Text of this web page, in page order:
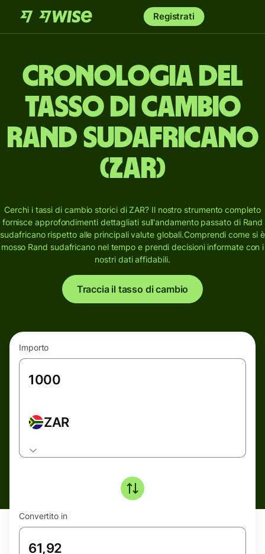
Registrati
Cronologia del
tasso di cambio
Rand sudafricano
(ZAR)
Cerchi i tassi di cambio storici di ZAR? Il nostro strumento completo
fornisce approfondimenti dettagliati sull'andamento passato di Rand
sudafricano rispetto alle principali valute globali.Comprendi come si è
mosso Rand sudafricano nel tempo e prendi decisioni informate con i
nostri dati affidabili.
Traccia il tasso di cambio
Importo
ZAR
Convertito in